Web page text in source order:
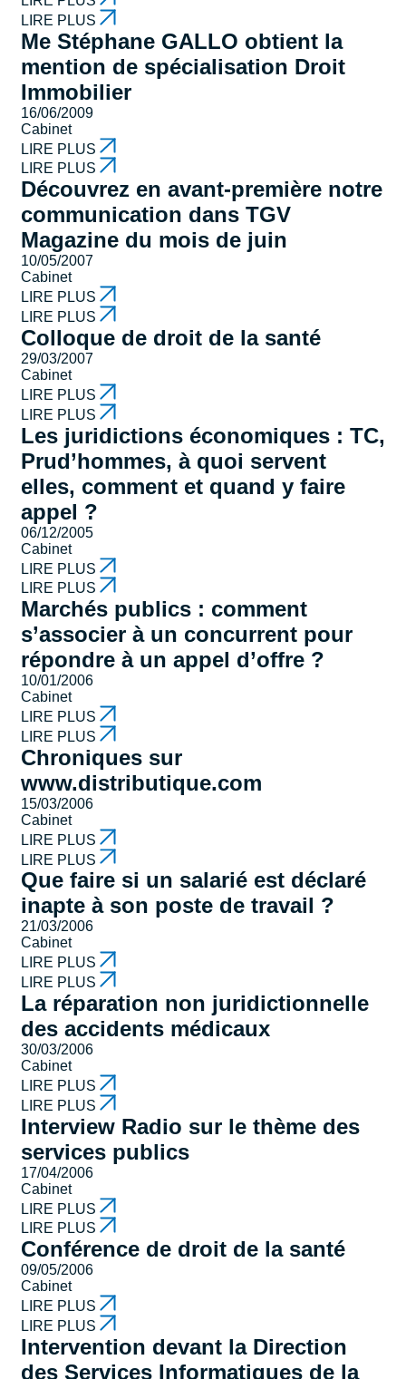
LIRE PLUS
Me Stéphane GALLO obtient la
mention de spécialisation Droit
Immobilier
16/06/2009
Cabinet
LIRE PLUS
LIRE PLUS
Découvrez en avant-première notre
communication dans TGV
Magazine du mois de juin
10/05/2007
Cabinet
LIRE PLUS
LIRE PLUS
Colloque de droit de la santé
29/03/2007
Cabinet
LIRE PLUS
LIRE PLUS
Les juridictions économiques : TC,
Prud’hommes, à quoi servent
elles, comment et quand y faire
appel ?
06/12/2005
Cabinet
LIRE PLUS
LIRE PLUS
Marchés publics : comment
s’associer à un concurrent pour
répondre à un appel d’offre ?
10/01/2006
Cabinet
LIRE PLUS
LIRE PLUS
Chroniques sur
www.distributique.com
15/03/2006
Cabinet
LIRE PLUS
LIRE PLUS
Que faire si un salarié est déclaré
inapte à son poste de travail ?
21/03/2006
Cabinet
LIRE PLUS
LIRE PLUS
La réparation non juridictionnelle
des accidents médicaux
30/03/2006
Cabinet
LIRE PLUS
LIRE PLUS
Interview Radio sur le thème des
services publics
17/04/2006
Cabinet
LIRE PLUS
LIRE PLUS
Conférence de droit de la santé
09/05/2006
Cabinet
LIRE PLUS
LIRE PLUS
Intervention devant la Direction
des Services Informatiques de la